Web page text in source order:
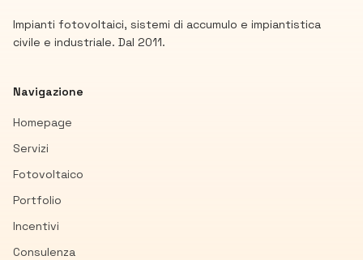
Impianti fotovoltaici, sistemi di accumulo e impiantistica
civile e industriale. Dal 2011.
Navigazione
Homepage
Servizi
Fotovoltaico
Portfolio
Incentivi
Consulenza